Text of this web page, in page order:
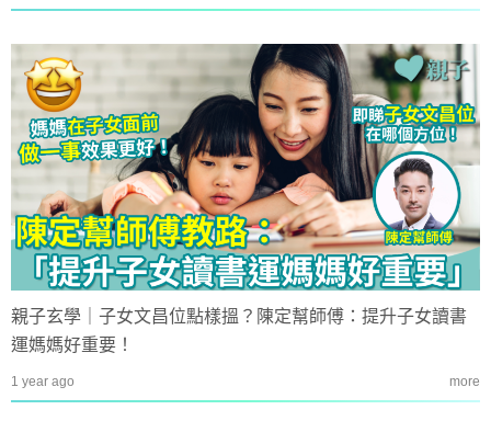
親子玄學｜子女文昌位點樣搵？陳定幫師傅：提升子女讀書
運媽媽好重要！
1 year ago more